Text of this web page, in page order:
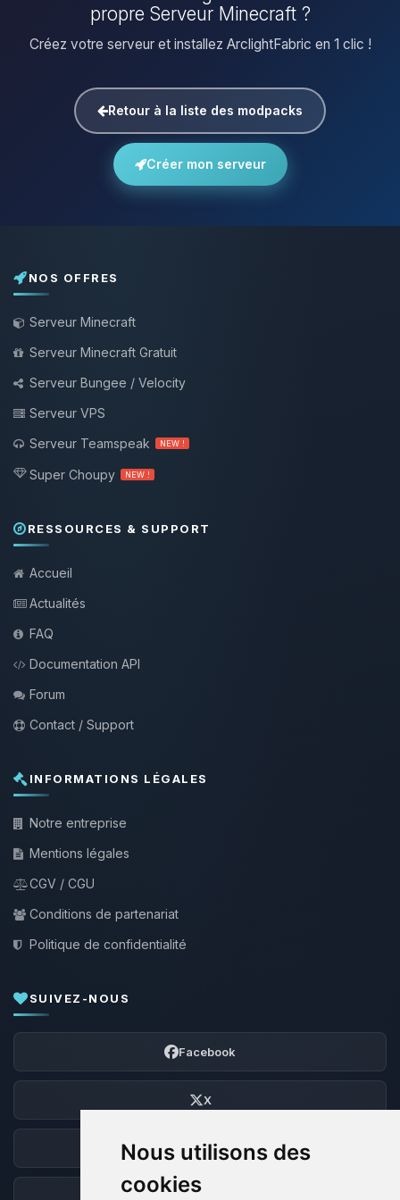
Nous utilisons des
cookies
propre Serveur Minecraft ?
Créez votre serveur et installez ArclightFabric en 1 clic !
Retour à la liste des modpacks
Créer mon serveur
NOS OFFRES
Serveur Minecraft
Serveur Minecraft Gratuit
Serveur Bungee / Velocity
Serveur VPS
Serveur Teamspeak
NEW !
Super Choupy NEW !
RESSOURCES & SUPPORT
Accueil
Actualités
FAQ
Documentation API
Forum
Contact / Support
INFORMATIONS LÉGALES
Notre entreprise
Mentions légales
CGV / CGU
Conditions de partenariat
Politique de confidentialité
SUIVEZ-NOUS
Facebook
X
Discord
Forum